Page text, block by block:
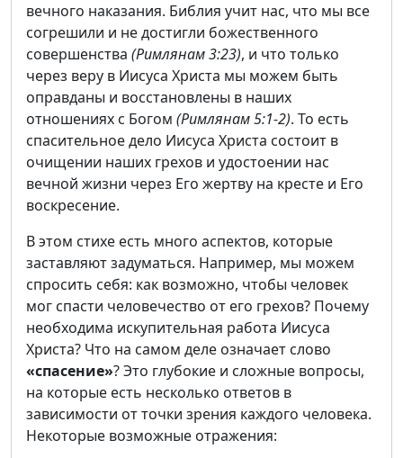
вечного наказания. Библия учит нас, что мы все
согрешили и не достигли божественного
совершенства (Римлянам 3:23), и что только
через веру в Иисуса Христа мы можем быть
оправданы и восстановлены в наших
отношениях с Богом (Римлянам 5:1-2). То есть
спасительное дело Иисуса Христа состоит в
очищении наших грехов и удостоении нас
вечной жизни через Его жертву на кресте и Его
воскресение.
В этом стихе есть много аспектов, которые
заставляют задуматься. Например, мы можем
спросить себя: как возможно, чтобы человек
мог спасти человечество от его грехов? Почему
необходима искупительная работа Иисуса
Христа? Что на самом деле означает слово
«спасение»? Это глубокие и сложные вопросы,
на которые есть несколько ответов в
зависимости от точки зрения каждого человека.
Некоторые возможные отражения: